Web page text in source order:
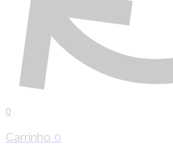
0
Carrinho 0